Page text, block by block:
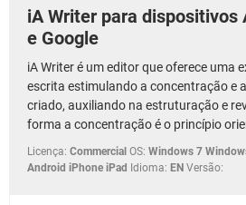
iA Writer para dispositivos
e Google
iA Writer é um editor que oferece uma
escrita estimulando a concentração e
criado, auxiliando na estruturação e
forma a concentração é o princípio
Licença: Commercial OS: Windows 7
Android iPhone iPad Idioma: EN Versão: